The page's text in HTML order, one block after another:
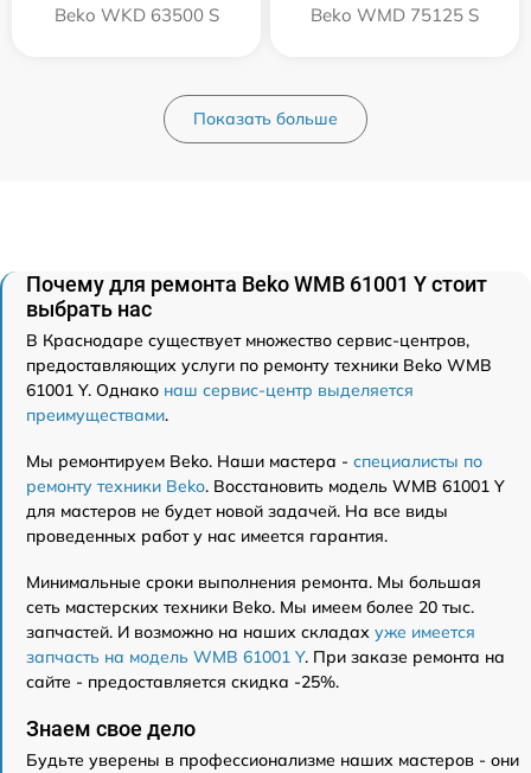
Beko WKD 63500 S Beko WMD 75125 S
Показать больше
Почему для ремонта Beko WMB 61001 Y стоит
выбрать нас
В Краснодаре существует множество сервис-центров,
предоставляющих услуги по ремонту техники Beko WMB
61001 Y. Однако наш сервис-центр выделяется
преимуществами.
Мы ремонтируем Beko. Наши мастера - специалисты по
ремонту техники Beko. Восстановить модель WMB 61001 Y
для мастеров не будет новой задачей. На все виды
проведенных работ у нас имеется гарантия.
Минимальные сроки выполнения ремонта. Мы большая
сеть мастерских техники Beko. Мы имеем более 20 тыс.
запчастей. И возможно на наших складах уже имеется
запчасть на модель WMB 61001 Y. При заказе ремонта на
сайте - предоставляется скидка -25%.
Знаем свое дело
Будьте уверены в профессионализме наших мастеров - они